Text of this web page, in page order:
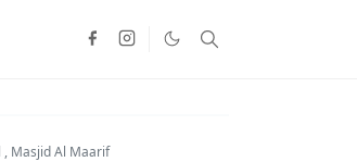
, Masjid Al Maarif